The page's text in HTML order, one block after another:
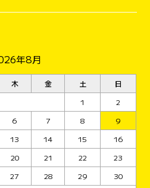
年8月
木 金 土
日
1
2
6 7 8
9
13 14 15
16
20 21 22
23
27 28 29
30